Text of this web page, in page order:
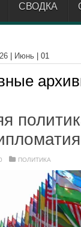
СВОДКА
Июнь 01
ПОЛИТИКА